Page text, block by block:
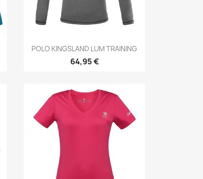
Vista rápida
POLO KINGSLAND LUM TRAINING
64,95 €